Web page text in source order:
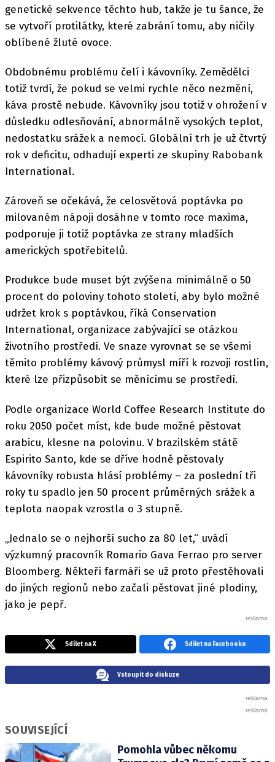
genetické sekvence těchto hub, takže je tu šance, že
se vytvoří protilátky, které zabrání tomu, aby ničily
oblíbené žluté ovoce.
Obdobnému problému čelí i kávovníky. Zemědělci
totiž tvrdí, že pokud se velmi rychle něco nezmění,
káva prostě nebude. Kávovníky jsou totiž v ohrožení v
důsledku odlesňování, abnormálně vysokých teplot,
nedostatku srážek a nemocí. Globální trh je už čtvrtý
rok v deficitu, odhadují experti ze skupiny Rabobank
International.
Zároveň se očekává, že celosvětová poptávka po
milovaném nápoji dosáhne v tomto roce maxima,
podporuje ji totiž poptávka ze strany mladších
amerických spotřebitelů.
Produkce bude muset být zvýšena minimálně o 50
procent do poloviny tohoto století, aby bylo možné
udržet krok s poptávkou, říká Conservation
International, organizace zabývající se otázkou
životního prostředí. Ve snaze vyrovnat se se všemi
těmito problémy kávový průmysl míří k rozvoji rostlin,
které lze přizpůsobit se měnícímu se prostředí.
Podle organizace World Coffee Research Institute do
roku 2050 počet míst, kde bude možné pěstovat
arabicu, klesne na polovinu. V brazilském státě
Espirito Santo, kde se dříve hodně pěstovaly
kávovníky robusta hlásí problémy – za poslední tři
roky tu spadlo jen 50 procent průměrných srážek a
teplota naopak vzrostla o 3 stupně.
„Jednalo se o nejhorší sucho za 80 let,“ uvádí
výzkumný pracovník Romario Gava Ferrao pro server
Bloomberg. Někteří farmáři se už proto přestěhovali
do jiných regionů nebo začali pěstovat jiné plodiny,
jako je pepř.
Sdílet na X Sdílet na Facebooku
Vstoupit do diskuze
SOUVISEJÍCÍ
Pomohla vůbec někomu